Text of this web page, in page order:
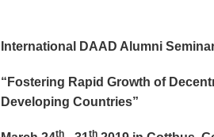
International DAAD Alumni
“Fostering Rapid Growth of
Developing Countries”
th th